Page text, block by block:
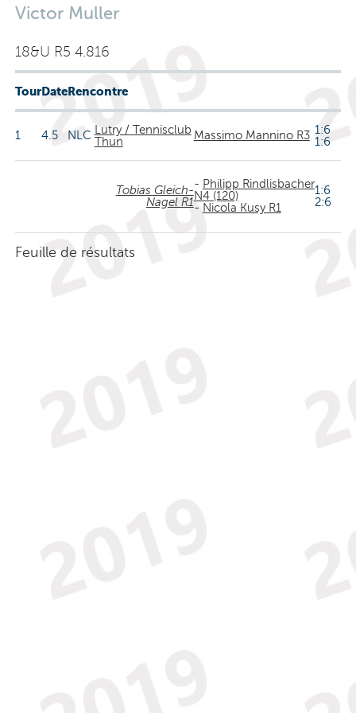
Victor Muller
18&U R5 4.816
TourDateRencontre
1 4.5 NLC Lutry / Tennisclub
Thun
Massimo Mannino R3 1:6
1:6
Tobias Gleich-
Nagel R1
- Philipp Rindlisbacher
N4 (120)
- Nicola Kusy R1
1:6
2:6
Feuille de résultats